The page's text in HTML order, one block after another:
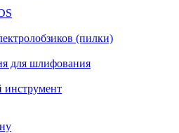
(пилки)
для шлифования
инструмент